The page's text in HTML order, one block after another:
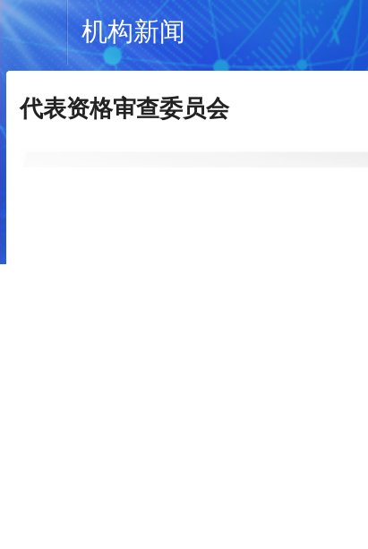
机构新闻
代表资格审查委员会